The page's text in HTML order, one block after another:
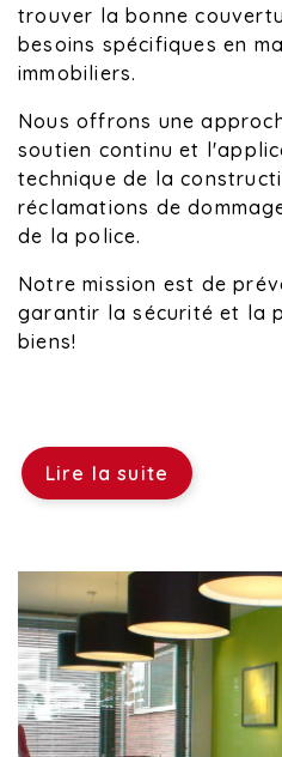
trouver la bonne
besoins spécifiques en
immobiliers.
Nous offrons une
soutien continu et
technique de la
réclamations de
de la police.
Notre mission est de
garantir la sécurité et la
biens!
Lire la suite